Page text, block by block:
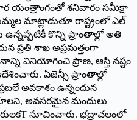
యంత్రాంగంతో శనివారం సమీక్షా
మాట్లాడుతూ రాష్ట్రంలో ఎల్
ఉన్నప్పటికీ కొన్ని ప్రాంతాల్లో అతి
ప్రతి శాఖ అప్రమత్తంగా
వినియోగించి ప్రాణ, ఆస్తి నష్టం
ఏజెన్సీ ప్రాంతాల్లో
అవకాశం ఉన్నందున
అవసరమైన మందులు
సూచించారు. భద్రాచలంలో